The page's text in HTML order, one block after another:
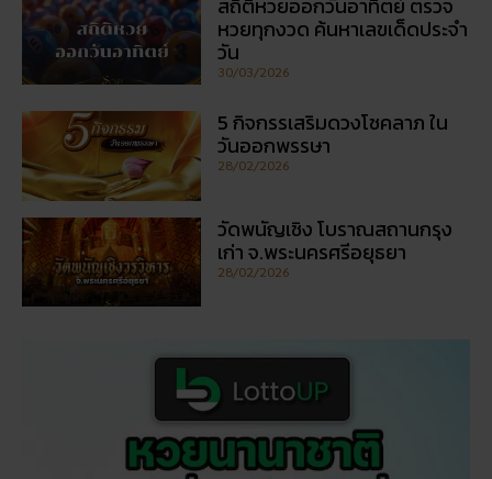
สถิติหวยออกวันอาทิตย์ ตรวจ
หวยทุกงวด ค้นหาเลขเด็ดประจำ
วัน
30/03/2026
5 กิจกรรเสริมดวงโชคลาภ ใน
วันออกพรรษา
28/02/2026
วัดพนัญเชิง โบราณสถานกรุง
เก่า จ.พระนครศรีอยุธยา
28/02/2026